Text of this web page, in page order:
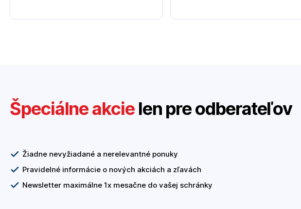
Špeciálne akcielen pre odberateľov
Žiadne nevyžiadané a nerelevantné ponuky
Pravidelné informácie o nových akciách a zľavách
Newsletter maximálne 1x mesačne do vašej schránky